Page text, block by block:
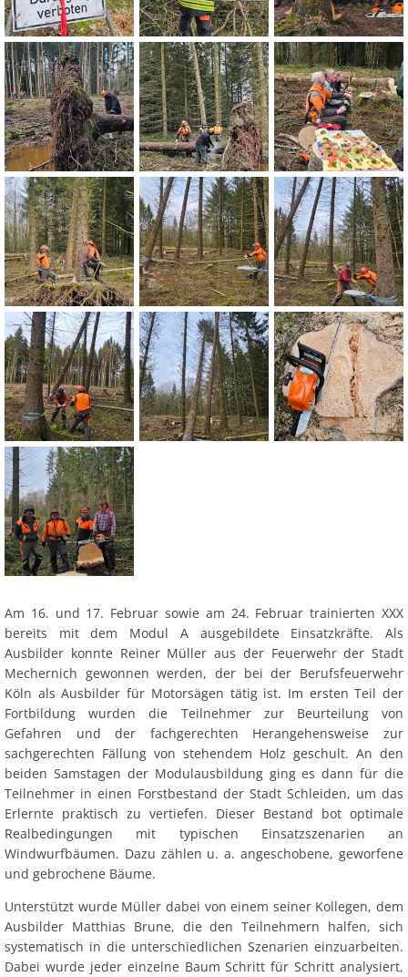
Am 16. und 17. Februar sowie am 24. Februar trainierten XXX
bereits mit dem Modul A ausgebildete Einsatzkräfte. Als
Ausbilder konnte Reiner Müller aus der Feuerwehr der Stadt
Mechernich gewonnen werden, der bei der Berufsfeuerwehr
Köln als Ausbilder für Motorsägen tätig ist. Im ersten Teil der
Fortbildung wurden die Teilnehmer zur Beurteilung von
Gefahren und der fachgerechten Herangehensweise zur
sachgerechten Fällung von stehendem Holz geschult. An den
beiden Samstagen der Modulausbildung ging es dann für die
Teilnehmer in einen Forstbestand der Stadt Schleiden, um das
Erlernte praktisch zu vertiefen. Dieser Bestand bot optimale
Realbedingungen mit typischen Einsatzszenarien an
Windwurfbäumen. Dazu zählen u. a. angeschobene, geworfene
und gebrochene Bäume.
Unterstützt wurde Müller dabei von einem seiner Kollegen, dem
Ausbilder Matthias Brune, die den Teilnehmern halfen, sich
systematisch in die unterschiedlichen Szenarien einzuarbeiten.
Dabei wurde jeder einzelne Baum Schritt für Schritt analysiert,